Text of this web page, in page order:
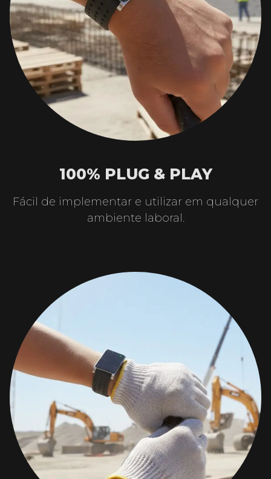
100% PLUG & PLAY
Fácil de implementar e utilizar em qualquer
ambiente laboral.